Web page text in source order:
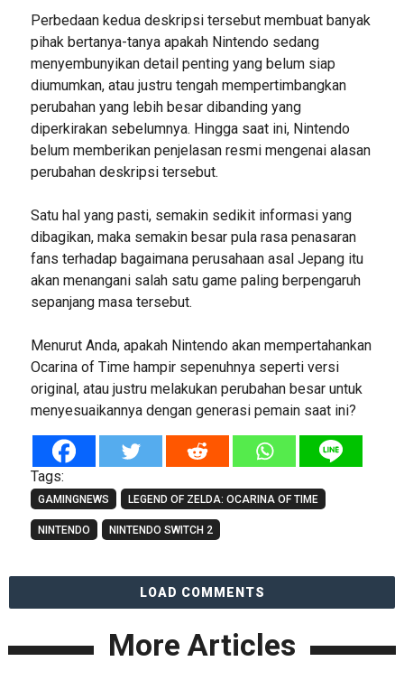
Perbedaan kedua deskripsi tersebut membuat banyak
pihak bertanya-tanya apakah Nintendo sedang
menyembunyikan detail penting yang belum siap
diumumkan, atau justru tengah mempertimbangkan
perubahan yang lebih besar dibanding yang
diperkirakan sebelumnya. Hingga saat ini, Nintendo
belum memberikan penjelasan resmi mengenai alasan
perubahan deskripsi tersebut.
Satu hal yang pasti, semakin sedikit informasi yang
dibagikan, maka semakin besar pula rasa penasaran
fans terhadap bagaimana perusahaan asal Jepang itu
akan menangani salah satu game paling berpengaruh
sepanjang masa tersebut.
Menurut Anda, apakah Nintendo akan mempertahankan
Ocarina of Time hampir sepenuhnya seperti versi
original, atau justru melakukan perubahan besar untuk
menyesuaikannya dengan generasi pemain saat ini?
Tags:
GAMINGNEWS LEGEND OF ZELDA: OCARINA OF TIME
NINTENDO NINTENDO SWITCH 2
LOAD COMMENTS
More Articles